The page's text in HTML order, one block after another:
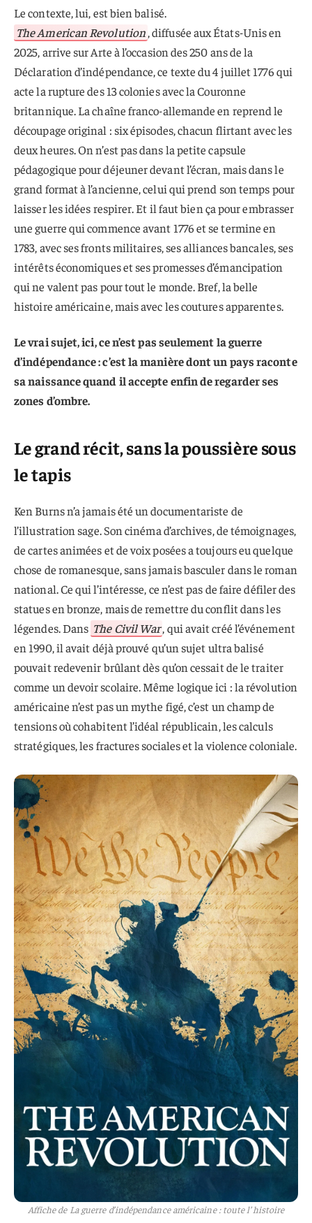
Le contexte, lui, est bien balisé.
The American Revolution, diffusée aux États-Unis en
2025, arrive sur Arte à l’occasion des 250 ans de la
Déclaration d’indépendance, ce texte du 4 juillet 1776 qui
acte la rupture des 13 colonies avec la Couronne
britannique. La chaîne franco-allemande en reprend le
découpage original : six épisodes, chacun flirtant avec les
deux heures. On n’est pas dans la petite capsule
pédagogique pour déjeuner devant l’écran, mais dans le
grand format à l’ancienne, celui qui prend son temps pour
laisser les idées respirer. Et il faut bien ça pour embrasser
une guerre qui commence avant 1776 et se termine en
1783, avec ses fronts militaires, ses alliances bancales, ses
intérêts économiques et ses promesses d’émancipation
qui ne valent pas pour tout le monde. Bref, la belle
histoire américaine, mais avec les coutures apparentes.
Le vrai sujet, ici, ce n’est pas seulement la guerre
d’indépendance : c’est la manière dont un pays raconte
sa naissance quand il accepte enfin de regarder ses
zones d’ombre.
Le grand récit, sans la poussière sous
le tapis
Ken Burns n’a jamais été un documentariste de
l’illustration sage. Son cinéma d’archives, de témoignages,
de cartes animées et de voix posées a toujours eu quelque
chose de romanesque, sans jamais basculer dans le roman
national. Ce qui l’intéresse, ce n’est pas de faire défiler des
statues en bronze, mais de remettre du conflit dans les
légendes. Dans The Civil War, qui avait créé l’événement
en 1990, il avait déjà prouvé qu’un sujet ultra balisé
pouvait redevenir brûlant dès qu’on cessait de le traiter
comme un devoir scolaire. Même logique ici : la révolution
américaine n’est pas un mythe figé, c’est un champ de
tensions où cohabitent l’idéal républicain, les calculs
stratégiques, les fractures sociales et la violence coloniale.
Affiche de La guerre d’indépendance américaine : toute l’histoire